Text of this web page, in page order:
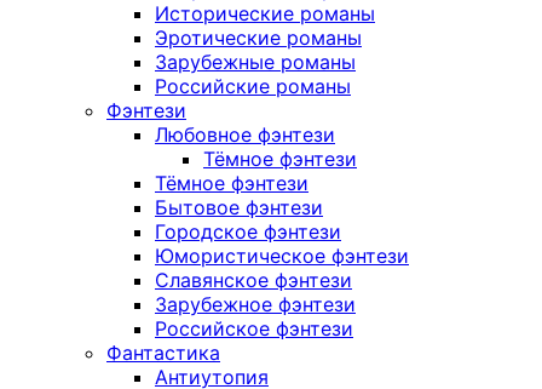
Исторические романы
Эротические романы
Зарубежные романы
Российские романы
Фэнтези
Любовное фэнтези
Тёмное фэнтези
Тёмное фэнтези
Бытовое фэнтези
Городское фэнтези
Юмористическое фэнтези
Славянское фэнтези
Зарубежное фэнтези
Российское фэнтези
Фантастика
Антиутопия